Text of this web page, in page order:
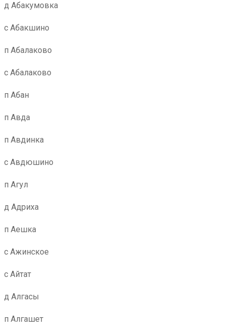
д Абакумовка
с Абакшино
п Абалаково
с Абалаково
п Абан
п Авда
п Авдинка
с Авдюшино
п Агул
д Адриха
п Аешка
с Ажинское
с Айтат
д Алгасы
п Алгашет